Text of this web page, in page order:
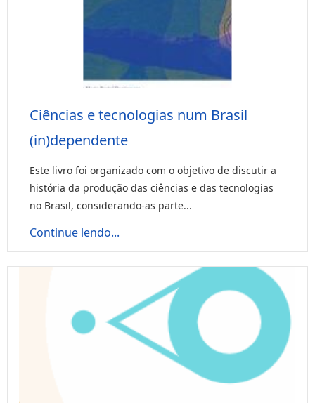
Ciências e tecnologias num Brasil
(in)dependente
Este livro foi organizado com o objetivo de discutir a
história da produção das ciências e das tecnologias
no Brasil, considerando-as parte...
Continue lendo...